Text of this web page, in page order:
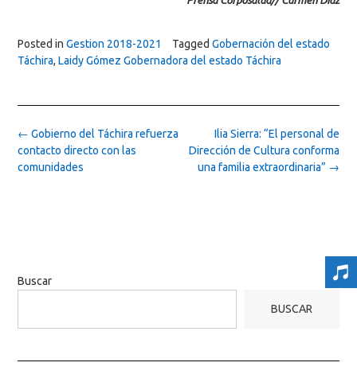
Posted in Gestion 2018-2021 Tagged Gobernación del estado
Táchira, Laidy Gómez Gobernadora del estado Táchira
Post
navigation
Ilia Sierra: “El personal de
Dirección de Cultura conforma
una familia extraordinaria” →
← Gobierno del Táchira refuerza
contacto directo con las
comunidades
Buscar
BUSCAR